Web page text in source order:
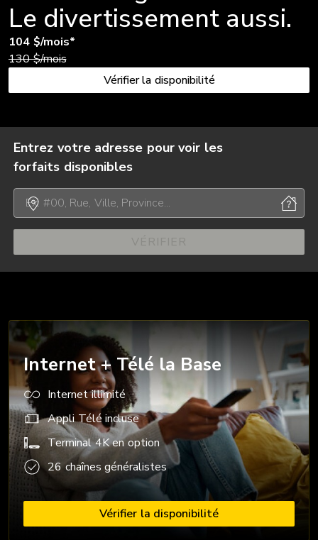
Le divertissement aussi.
104 $/mois*
130 $/mois
Vérifier la disponibilité
Entrez votre adresse pour voir les
forfaits disponibles
Internet + Télé la Base
Internet illimité
Appli Télé incluse
Terminal 4K en option
26 chaînes généralistes
Vérifier la disponibilité